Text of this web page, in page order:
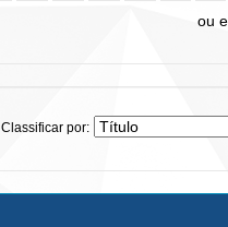
ou
Classificar por: